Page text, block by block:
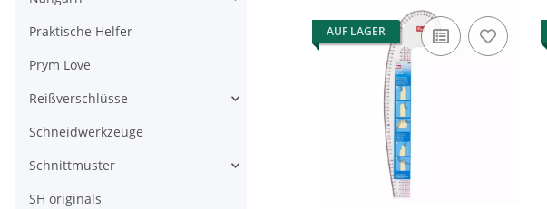
AUF LAGER
Praktische Helfer
Prym Love
Reißverschlüsse
Schneidwerkzeuge
Schnittmuster
SH originals